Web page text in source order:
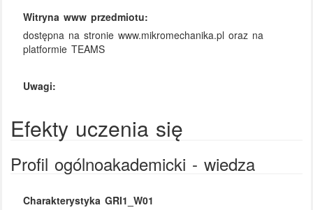
Witryna www przedmiotu:
dostępna na stronie www.mikromechanika.pl oraz na
platformie TEAMS
Uwagi:
Efekty uczenia się
Profil ogólnoakademicki - wiedza
Charakterystyka GRI1_W01